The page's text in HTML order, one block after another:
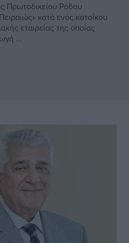
Πρωτοδικείου Ρόδου
κατά ενός κατοίκου
εταιρείας της οποίας
...